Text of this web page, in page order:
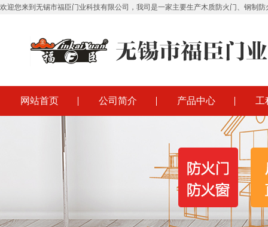
欢迎您来到无锡市福臣门业科技有限公司，我司是一家主要生产木质防火门、钢制
网站首页 公司简介 产品中心 工